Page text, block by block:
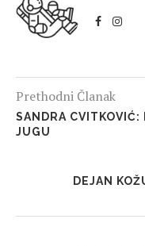
Prethodni Članak
SANDRA CVITKOVIĆ:
JUGU
DEJAN